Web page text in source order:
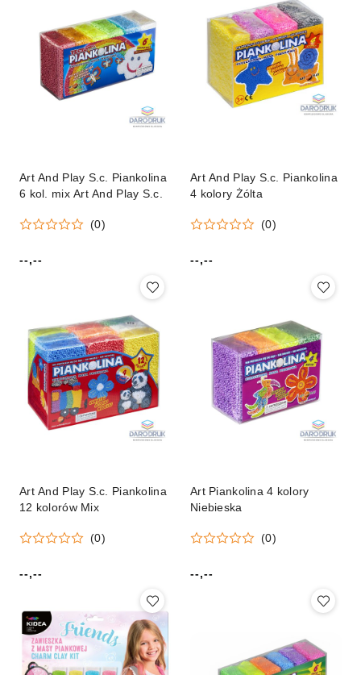
Art And Play S.c. Piankolina
6 kol. mix Art And Play S.c.
(0)
Cena:
--,--
Art And Play S.c. Piankolina
4 kolory Żólta
(0)
Cena:
--,--
Art And Play S.c. Piankolina
12 kolorów Mix
(0)
Cena:
--,--
Art Piankolina 4 kolory
Niebieska
(0)
Cena:
--,--